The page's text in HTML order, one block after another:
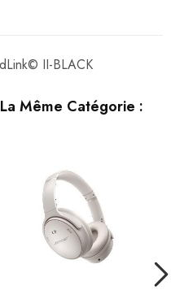
II-BLACK
Même Catégorie :